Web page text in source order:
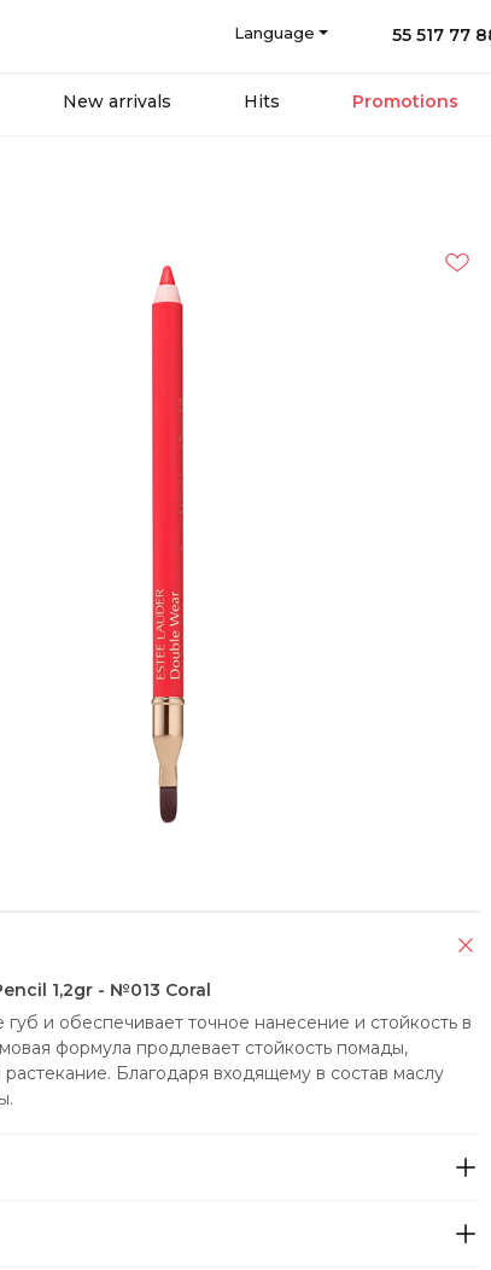
Language 55 517 77
New arrivals Hits Promotions
1,2gr - №013 Coral
и обеспечивает точное нанесение и стойкость в
формула продлевает стойкость помады,
Благодаря входящему в состав маслу